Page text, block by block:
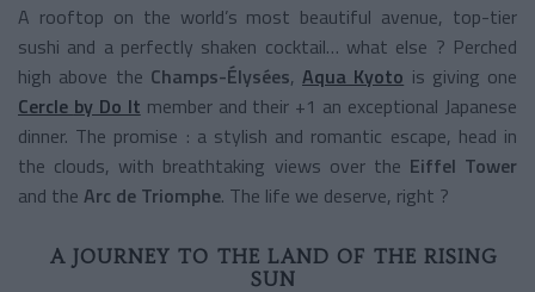
A rooftop on the world’s most beautiful avenue, top-tier
sushi and a perfectly shaken cocktail… what else ? Perched
high above the Champs-Élysées, Aqua Kyoto is giving one
Cercle by Do It member and their +1 an exceptional Japanese
dinner. The promise : a stylish and romantic escape, head in
the clouds, with breathtaking views over the Eiffel Tower
and the Arc de Triomphe. The life we deserve, right ?
A JOURNEY TO THE LAND OF THE RISING
SUN